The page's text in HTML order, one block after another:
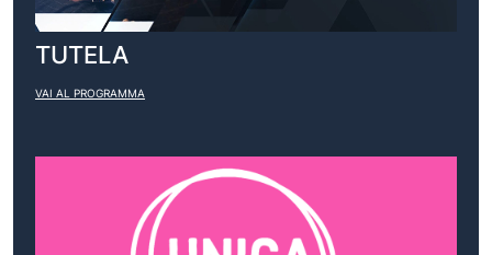
TUTELA
VAI AL PROGRAMMA